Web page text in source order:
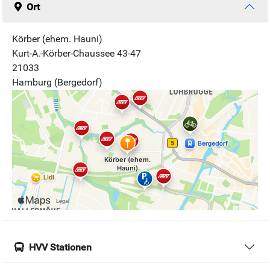
Ort
Körber (ehem. Hauni)
Kurt-A.-Körber-Chaussee 43-47
21033
Hamburg (Bergedorf)
HVV Stationen